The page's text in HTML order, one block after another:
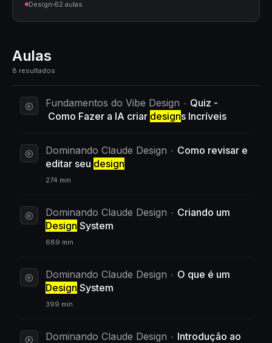
Design 62 aulas
Aulas
8 resultados
Fundamentos do Vibe Design
Quiz -
Como Fazer a IA criar designs Incríveis
Dominando Claude Design
Como revisar e
editar seu design
274 min
Dominando Claude Design
Criando um
Design System
689 min
Dominando Claude Design
O que é um
Design System
399 min
Dominando Claude Design
Introdução ao